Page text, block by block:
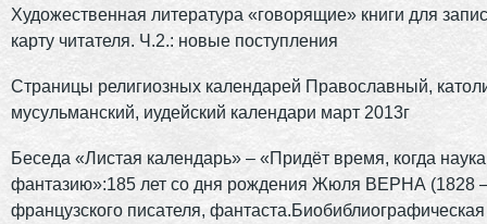
Художественная литература «говорящие» книги для
карту читателя. Ч.2.: новые поступления
Страницы религиозных календарей Православный,
мусульманский, иудейский календари март 2013г
Беседа «Листая календарь» – «Придёт время, когда
фантазию»:185 лет со дня рождения Жюля ВЕРНА (1828
французского писателя,